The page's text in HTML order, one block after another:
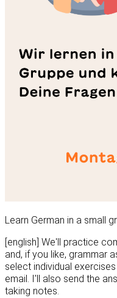
Learn German in a small
[english] We'll practice
and, if you like, grammar
select individual
email. I'll also send the
taking notes.